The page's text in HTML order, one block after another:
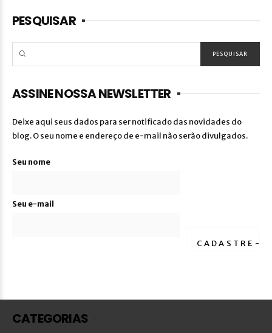
PESQUISAR
ASSINE NOSSA NEWSLETTER
Deixe aqui seus dados para ser notificado das novidades do
blog. O seu nome e endereço de e-mail não serão divulgados.
Seu nome
Seu e-mail
CATEGORIAS